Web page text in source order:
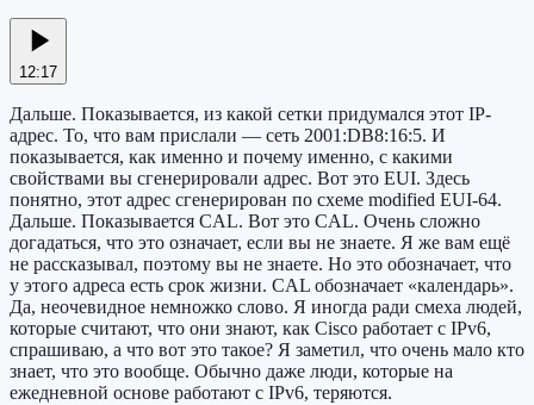
12:17
Дальше. Показывается, из какой сетки придумался этот IP-
адрес. То, что вам прислали — сеть 2001:DB8:16:5. И
показывается, как именно и почему именно, с какими
свойствами вы сгенерировали адрес. Вот это EUI. Здесь
понятно, этот адрес сгенерирован по схеме modified EUI-64.
Дальше. Показывается CAL. Вот это CAL. Очень сложно
догадаться, что это означает, если вы не знаете. Я же вам ещё
не рассказывал, поэтому вы не знаете. Но это обозначает, что
у этого адреса есть срок жизни. CAL обозначает «календарь».
Да, неочевидное немножко слово. Я иногда ради смеха людей,
которые считают, что они знают, как Cisco работает с IPv6,
спрашиваю, а что вот это такое? Я заметил, что очень мало кто
знает, что это вообще. Обычно даже люди, которые на
ежедневной основе работают с IPv6, теряются.